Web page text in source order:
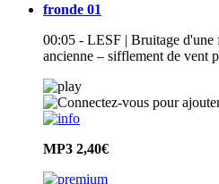
fronde 01
00:05 - LESF | Bruitage d'une
ancienne – sifflement de vent
MP3 2,40€